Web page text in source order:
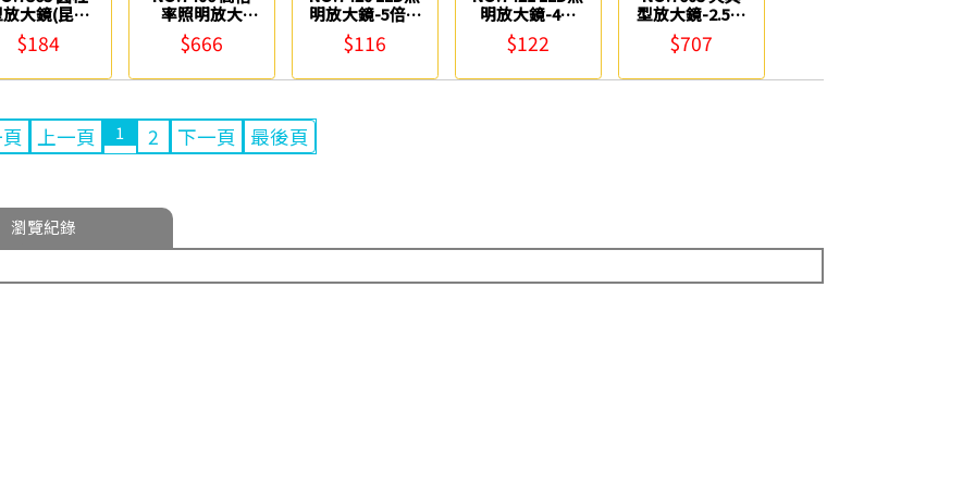
大鏡(昆蟲
大鏡)-8倍
Life
$184
率照明放大
鏡-10倍 Life
$666
明放大鏡-5倍(2
吋) Life
$116
明放大鏡-4倍
(2-1/2吋) Life
$122
型放大鏡-2.5倍
(3-1/2吋) Life
$707
上一頁 1 2 下一頁 最後頁
瀏覽紀錄